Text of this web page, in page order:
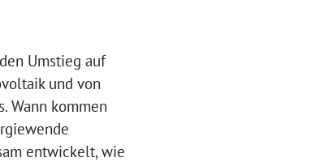
Umstieg auf
und von
Wann kommen
entwickelt, wie